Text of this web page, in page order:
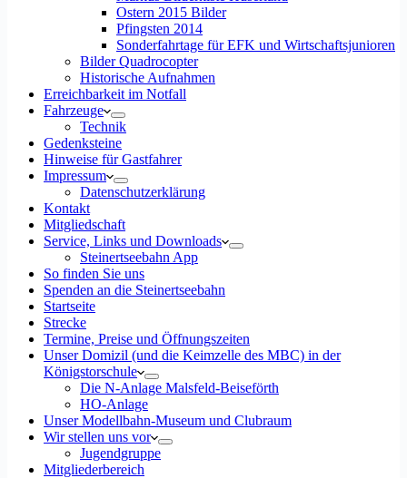
Ostern 2015 Bilder
Pfingsten 2014
Sonderfahrtage für EFK und Wirtschaftsjunioren
Bilder Quadrocopter
Historische Aufnahmen
Erreichbarkeit im Notfall
Fahrzeuge
Technik
Gedenksteine
Hinweise für Gastfahrer
Impressum
Datenschutzerklärung
Kontakt
Mitgliedschaft
Service, Links und Downloads
Steinertseebahn App
So finden Sie uns
Spenden an die Steinertseebahn
Startseite
Strecke
Termine, Preise und Öffnungszeiten
Unser Domizil (und die Keimzelle des MBC) in der
Königstorschule
Die N-Anlage Malsfeld-Beiseförth
HO-Anlage
Unser Modellbahn-Museum und Clubraum
Wir stellen uns vor
Jugendgruppe
Mitgliederbereich